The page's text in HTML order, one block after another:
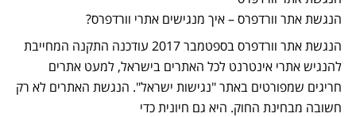
הנגשת אתר וורדפרס – איך מנגישים אתרי וורדפרס?
הנגשת אתר וורדפרס בספטמבר 2017 עודכנה התקנה המחייבת
להנגיש אתרי אינטרנט לכל האתרים בישראל, למעט אתרים
חריגים שמפורטים באתר "נגישות ישראל". הנגשת האתרים לא רק
חשובה מבחינת החוק. היא גם חיונית כדי